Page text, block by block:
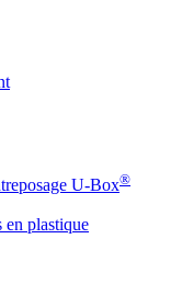
U-Box®
en plastique